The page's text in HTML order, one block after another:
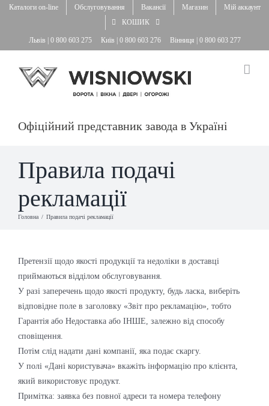
SkipКаталоги on-line Обслуговування Вакансії Магазин
Мій аккаунт
КОШИК
Львів | 0 800 603 275 Київ | 0 800 603 276 Вінниця | 0 800 603 277
Офіційний представник завода в Україні
Правила подачі
рекламації
Головна Правила подачі рекламації
Претензії щодо якості продукції та недоліки в доставці
приймаються відділом обслуговування.
У разі заперечень щодо якості продукту, будь ласка, виберіть
відповідне поле в заголовку «Звіт про рекламацію», тобто
Гарантія або Недоставка або ІНШЕ, залежно від способу
сповіщення.
Потім слід надати дані компанії, яка подає скаргу.
У полі «Дані користувача» вкажіть інформацію про клієнта,
який використовує продукт.
Примітка: заявка без повної адреси та номера телефону